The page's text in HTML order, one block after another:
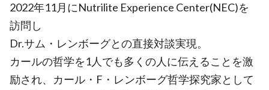
2022年11月にNutrilite Experience Center(NEC)を
訪問し
Dr.サム・レンボーグとの直接対談実現。
カールの哲学を1人でも多くの人に伝えることを激
励され、カール・F・レンボーグ哲学探究家として